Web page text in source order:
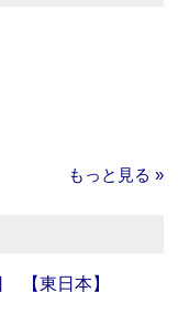
もっと見る »
【東日本】